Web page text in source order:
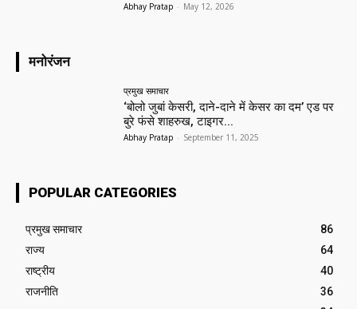
Abhay Pratap - May 12, 2026
मनोरंजन
प्रमुख समाचार‎
‘बोलो जुबां केसरी, दाने-दाने में केसर का दम’ एड पर
बुरे फंसे शाहरुख, टाइगर...
Abhay Pratap - September 11, 2025
POPULAR CATEGORIES
प्रमुख समाचार‎
86
राज्य
64
राष्ट्रीय
40
राजनीति
36